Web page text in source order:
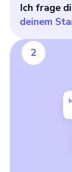
Ich frage
deinem
2